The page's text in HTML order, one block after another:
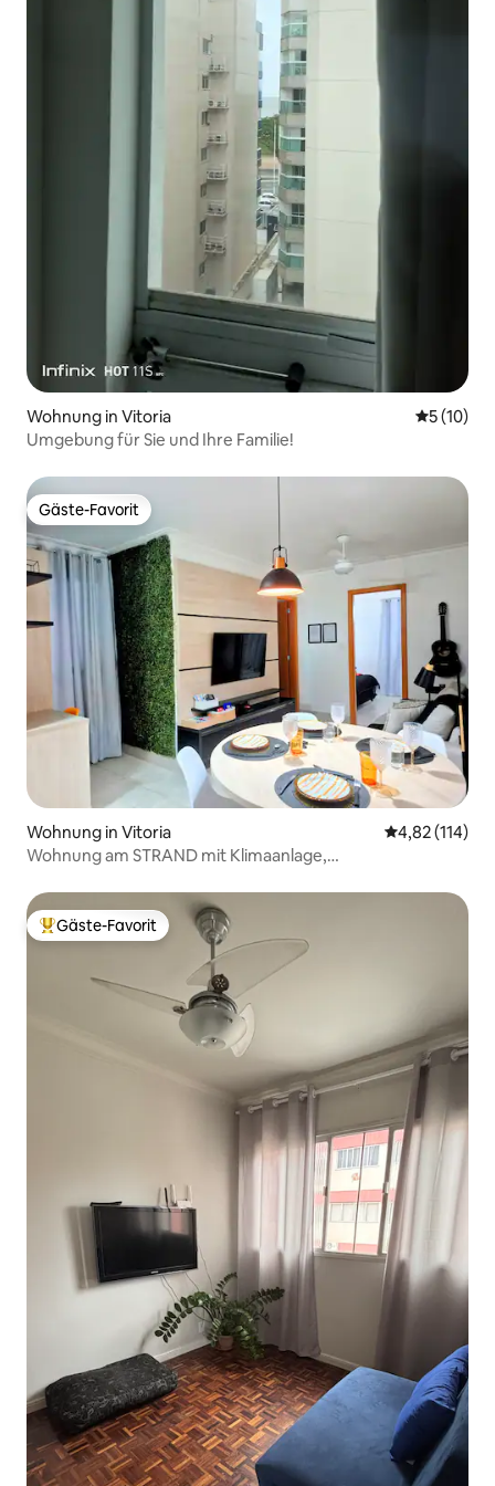
Wohnung in Vitoria
5 (10)
Umgebung für Sie und Ihre Familie!
Gäste-Favorit
Gäste-Favorit
Wohnung in Vitoria
4,82 (114)
Wohnung am STRAND mit Klimaanlage,
Beliebter Gäste-Favorit.
Gäste-Favorit